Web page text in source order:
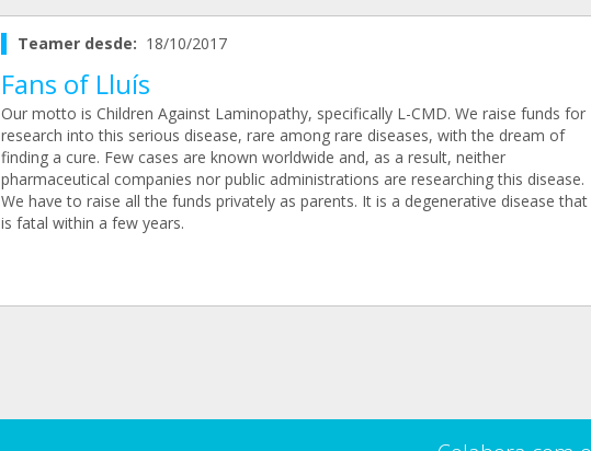
Teamer desde: 18/10/2017
Fans of Lluís
Our motto is Children Against Laminopathy, specifically L-CMD. We raise funds for
research into this serious disease, rare among rare diseases, with the dream of
finding a cure. Few cases are known worldwide and, as a result, neither
pharmaceutical companies nor public administrations are researching this disease.
We have to raise all the funds privately as parents. It is a degenerative disease that
is fatal within a few years.